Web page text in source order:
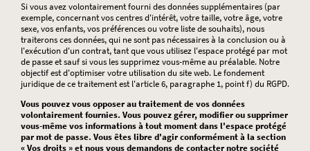
Si vous avez volontairement fourni des données supplémentaires (par
exemple, concernant vos centres d'intérêt, votre taille, votre âge, votre
sexe, vos enfants, vos préférences ou votre liste de souhaits), nous
traiterons ces données, qui ne sont pas nécessaires à la conclusion ou à
l'exécution d'un contrat, tant que vous utilisez l'espace protégé par mot
de passe et sauf si vous les supprimez vous-même au préalable. Notre
objectif est d'optimiser votre utilisation du site web. Le fondement
juridique de ce traitement est l'article 6, paragraphe 1, point f) du RGPD.
Vous pouvez vous opposer au traitement de vos données
volontairement fournies. Vous pouvez gérer, modifier ou supprimer
vous-même vos informations à tout moment dans l'espace protégé
par mot de passe. Vous êtes libre d'agir conformément à la section
« Vos droits » et nous vous demandons de contacter notre société